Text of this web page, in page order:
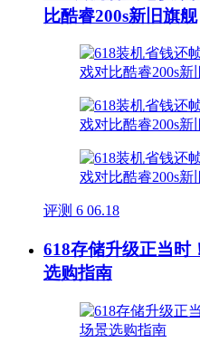
比酷睿200s新旧旗舰
评测 6 06.18
618存储升级正当时
选购指南